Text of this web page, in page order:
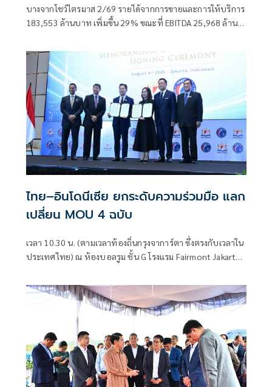
บางจากโชว์ไตรมาส 2/69 รายได้จากการขายและการให้บริการ
183,553 ล้านบาท เพิ่มขึ้น 29% ขณะที่ EBITDA 25,968 ล้าน
99% ลั่น SAF หนุนธุรกิจหลัก
ไทย–อินโดนีเซีย ยกระดับความร่วมมือ แลก
เปลี่ยน MOU 4 ฉบับ
เวลา 10.30 น. (ตามเวลาท้องถิ่นกรุงจาการ์ตา ซึ่งตรงกับเวลาใน
ประเทศไทย) ณ ห้องบอลรูม ชั้น G โรงแรม Fairmont Jakarta